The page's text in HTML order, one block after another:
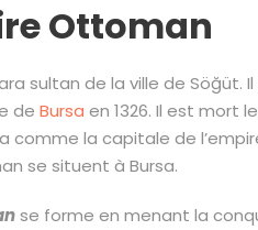
Ottoman
sultan de la ville de Söğüt.
de Bursa en 1326. Il est mort
comme la capitale de
se situent à Bursa.
se forme en menant la